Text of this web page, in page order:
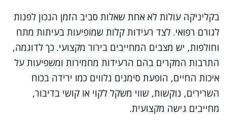
בקליניקה עולות לא אחת שאלות סביב הזמן הנכון לפנות
לגורם רפואי. לצד רעידות קלות שמופיעות בעיתות מתח
וחולפות, יש מצבים המחייבים בירור מקצועי. כך לדוגמה,
התרבות המקרים בהם הרעידות מחמירות ומשפיעות על
איכות החיים, הופעת סימנים נלווים כמו ירידה בכוח
השרירים, נוקשות, שווי משקל לקוי או קושי בדיבור,
מחייבים גישה מקצועית.